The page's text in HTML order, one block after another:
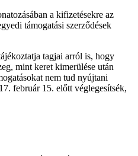
a kifizetésekre az
támogatási szerződések
tagjai arról is, hogy
mint keret kimerülése után
nem tud nyújtani
február 15. előtt véglegesítsék,